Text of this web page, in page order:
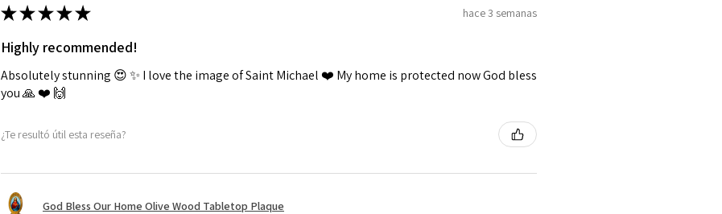
★★★★★ hace 3 semanas
Highly recommended!
Absolutely stunning 😍 ✨️ I love the image of Saint Michael ❤️ My home is protected now God bless
you 🙏 ❤️ 🙌
¿Te resultó útil esta reseña?
God Bless Our Home Olive Wood Tabletop Plaque